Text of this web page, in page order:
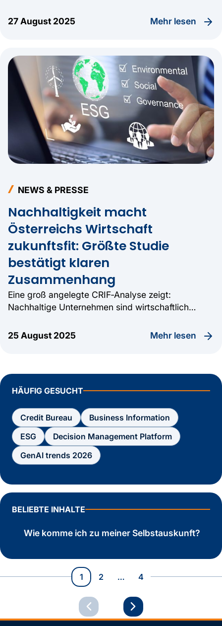
27 August 2025
Mehr lesen
NEWS & PRESSE
Nachhaltigkeit macht
Österreichs Wirtschaft
zukunftsfit: Größte Studie
bestätigt klaren
Zusammenhang
Eine groß angelegte CRIF‑Analyse zeigt:
Nachhaltige Unternehmen sind wirtschaftlich
an strategischer Bedeutung.
25 August 2025 Mehr lesen
HÄUFIG GESUCHT
Credit Bureau
Business Information
ESG
Decision Management Platform
GenAI trends 2026
BELIEBTE INHALTE
Wie komme ich zu meiner Selbstauskunft?
1 2 … 4